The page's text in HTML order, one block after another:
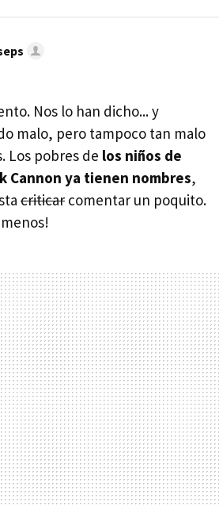
Nos lo han dicho... y
malo, pero tampoco tan malo
Los pobres de los niños de
Cannon ya tienen nombres,
criticar comentar un poquito.